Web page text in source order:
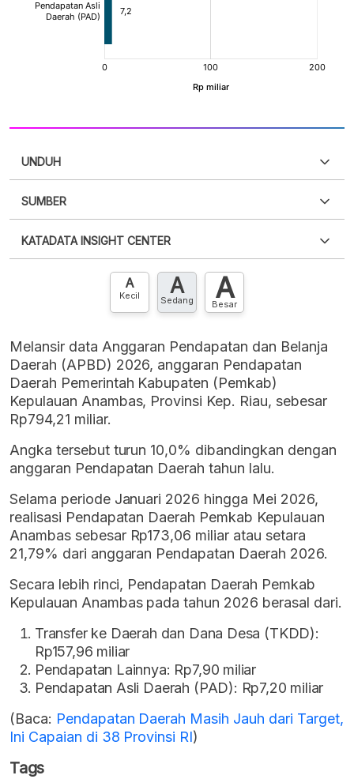
UNDUH
XLS
SUMBER
punya akun?Silakan Daftar sekarang
KATADATA INSIGHT CENTER
Hubungi sekarang »
A
Kecil A
Sedang A
Besar
Melansir data Anggaran Pendapatan dan Belanja
Daerah (APBD) 2026, anggaran Pendapatan
Daerah Pemerintah Kabupaten (Pemkab)
Kepulauan Anambas, Provinsi Kep. Riau, sebesar
Rp794,21 miliar.
Angka tersebut turun 10,0% dibandingkan dengan
anggaran Pendapatan Daerah tahun lalu.
Selama periode Januari 2026 hingga Mei 2026,
realisasi Pendapatan Daerah Pemkab Kepulauan
Anambas sebesar Rp173,06 miliar atau setara
21,79% dari anggaran Pendapatan Daerah 2026.
Secara lebih rinci, Pendapatan Daerah Pemkab
Kepulauan Anambas pada tahun 2026 berasal dari.
Transfer ke Daerah dan Dana Desa (TKDD):
Rp157,96 miliar
Pendapatan Lainnya: Rp7,90 miliar
Pendapatan Asli Daerah (PAD): Rp7,20 miliar
(Baca: Pendapatan Daerah Masih Jauh dari Target,
Ini Capaian di 38 Provinsi RI)
Tags